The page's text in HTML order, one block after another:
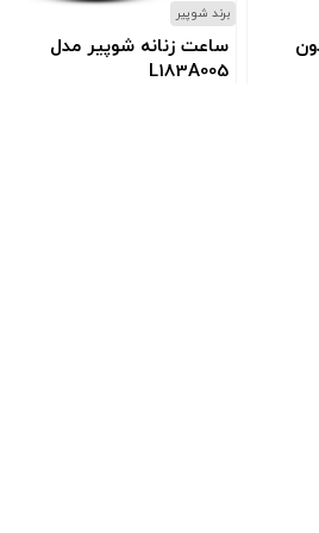
برند شوپیر
ساعت زنانه شوپیر مدل
L183A005